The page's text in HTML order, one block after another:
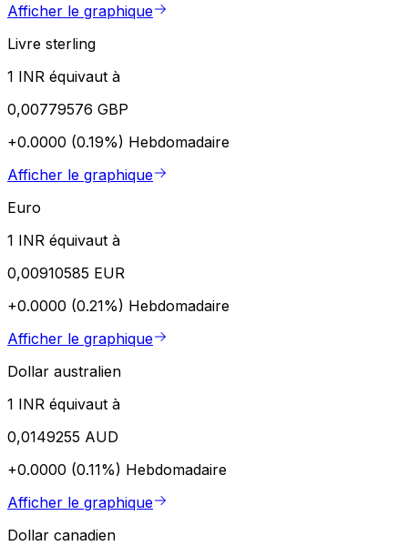
Afficher le graphique
Livre sterling
1 INR équivaut à
0,00779576 GBP
+0.0000 (0.19%) Hebdomadaire
Afficher le graphique
Euro
1 INR équivaut à
0,00910585 EUR
+0.0000 (0.21%) Hebdomadaire
Afficher le graphique
Dollar australien
1 INR équivaut à
0,0149255 AUD
+0.0000 (0.11%) Hebdomadaire
Afficher le graphique
Dollar canadien